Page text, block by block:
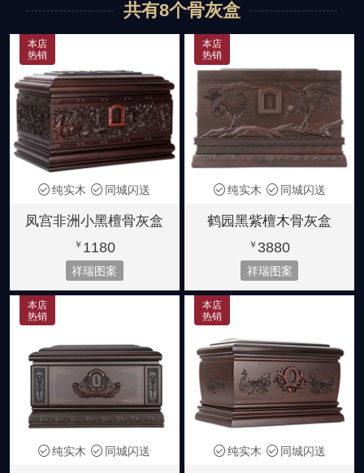
6580-7880元
非洲花梨木
5280-5880元
大叶楠木
2880-3980元
黄金樟
28880-32800元
金丝楠阴沉木
36800元起
龙凤图案 花草图案 宫殿款式
简洁素雅 小号骨灰盒
共有8个骨灰盒
本店
热销
纯实木 同城闪送
凤宫非洲小黑檀骨灰盒
￥ 1180
祥瑞图案
本店
热销
纯实木 同城闪送
鹤园黑紫檀木骨灰盒
￥ 3880
祥瑞图案
本店
热销
纯实木 同城闪送
本店
热销
纯实木 同城闪送